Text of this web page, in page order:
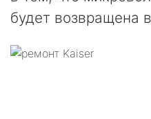
будет возвращена